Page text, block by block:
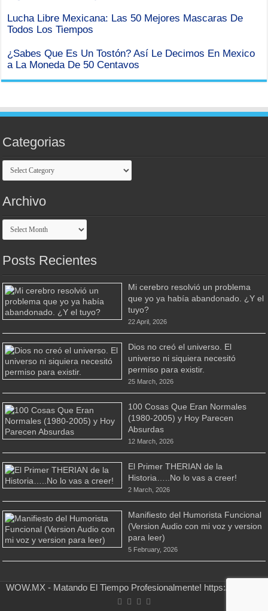
Lucha Libre Mexicana: Las 50 Mejores Mascaras De
Todos Los Tiempos
¿Sabes Que Es Un Tostón? Así Le Decimos En Mexico
a La Moneda De 50 Centavos
Categorias
Categorias
Archivo
Archivo
Posts Recientes
Mi cerebro resolvió un problema
que yo ya había abandonado. ¿Y el
tuyo?
22 April, 2026
Dios no creó el universo. El
universo ni siquiera necesitó
permiso para existir.
25 March, 2026
100 Cosas Que Eran Normales
(1980-2005) y Hoy Parecen
Absurdas
12 March, 2026
El Primer THERIAN de la
Historia…..No lo vas a creer!
2 March, 2026
Manifiesto del Humorista Funcional
(Version Audio con mi voz y version
para leer)
5 February, 2026
WOW.MX - Matando El Tiempo Profesionalmente! https://wow.mx